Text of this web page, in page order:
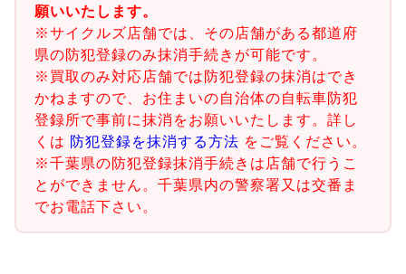
願いいたします。
※サイクルズ店舗では、その店舗がある都道府
県の防犯登録のみ抹消手続きが可能です。
※買取のみ対応店舗では防犯登録の抹消はでき
かねますので、お住まいの自治体の自転車防犯
登録所で事前に抹消をお願いいたします。詳し
くは 防犯登録を抹消する方法 をご覧ください。
※千葉県の防犯登録抹消手続きは店舗で行うこ
とができません。千葉県内の警察署又は交番ま
でお電話下さい。